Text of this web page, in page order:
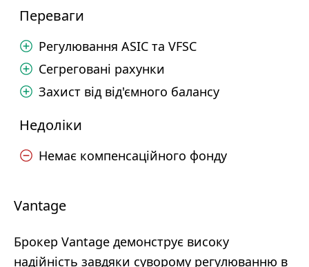
Переваги
Регулювання ASIC та VFSC
Сегреговані рахунки
Захист від від'ємного балансу
Недоліки
Немає компенсаційного фонду
Vantage
Брокер Vantage демонструє високу
надійність завдяки суворому регулюванню в